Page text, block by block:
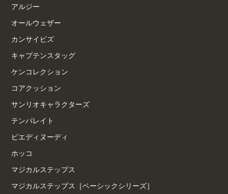
アルジー
オールウェザー
カンサイビズ
キャプテンスタッグ
ケンコレクション
コアクッション
サンリオキャラクターズ
テンパレイト
ピエディヌーディ
ホッコ
マジカルステップス
マジカルステップス［ベーシックシリーズ］